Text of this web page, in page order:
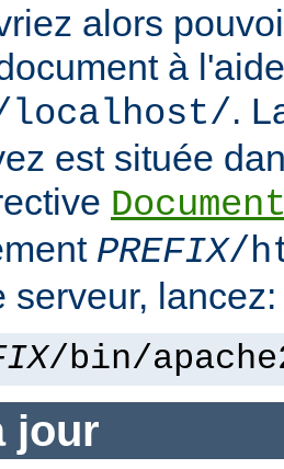
alors
à
.
est située
PREFIX/
serveur, lancez:
/bin/
jour